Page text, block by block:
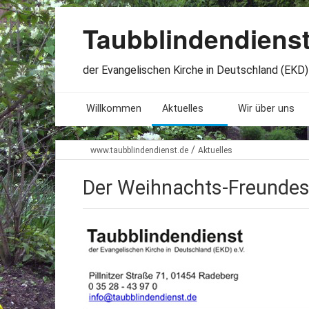
der Evangelischen Kirche in Deutschland (EKD)
Willkommen Aktuelles
Seminare. Termine
Stellenangebote
Freundesbriefe
Beteiligung
Wir über uns
Leitlinien
Geschichte
www.taubblindendienst.de / Aktuelles
Der Weihnachts-